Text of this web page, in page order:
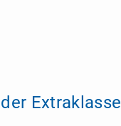
Extraklasse